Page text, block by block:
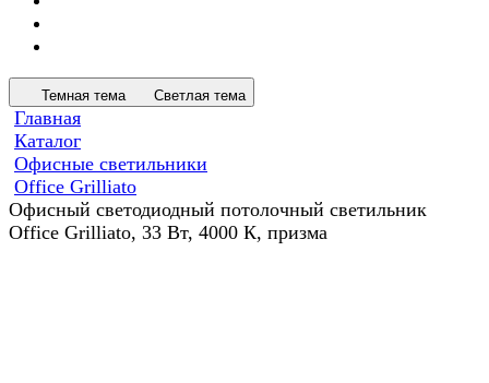
Темная тема Светлая тема
Главная
Каталог
Офисные светильники
Office Grilliato
Офисный светодиодный потолочный светильник
Office Grilliato, 33 Вт, 4000 К, призма